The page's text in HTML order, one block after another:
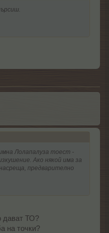
Лолапалуза тоест -
Ако някой има за
предварително
дават ТО?
на точки?